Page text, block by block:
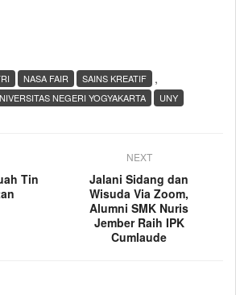
,
NASA FAIR
SAINS KREATIF
NEGERI YOGYAKARTA UNY
Tin
NEXT
Jalani Sidang dan
Wisuda Via Zoom,
Alumni SMK Nuris
Jember Raih IPK
Cumlaude